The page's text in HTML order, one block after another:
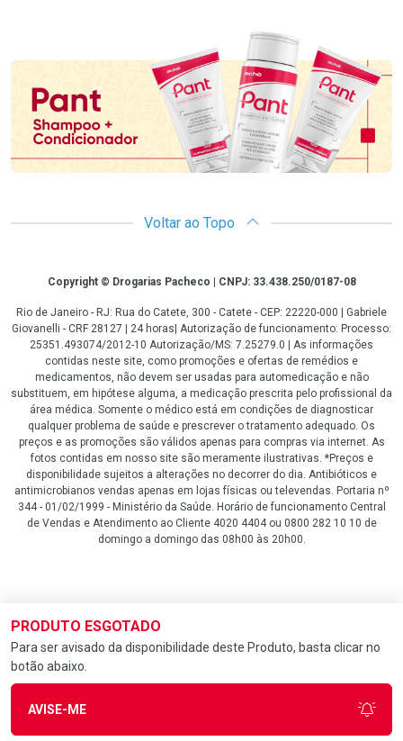
PRODUTO ESGOTADO
Para ser avisado da disponibilidade deste Produto, basta clicar no
botão abaixo.
AVISE-ME
Promoção em Destaque
Voltar ao Topo
CopyrightCopyright © Drogarias Pacheco | CNPJ: 33.438.250/0187-08
Rio de Janeiro - RJ: Rua do Catete, 300 - Catete - CEP: 22220-000 | Gabriele
Giovanelli - CRF 28127 | 24 horas| Autorização de funcionamento: Processo:
25351.493074/2012-10 Autorização/MS: 7.25279.0 | As informações
contidas neste site, como promoções e ofertas de remédios e
medicamentos, não devem ser usadas para automedicação e não
substituem, em hipótese alguma, a medicação prescrita pelo profissional da
área médica. Somente o médico está em condições de diagnosticar
qualquer problema de saúde e prescrever o tratamento adequado. Os
preços e as promoções são válidos apenas para compras via internet. As
fotos contidas em nosso site são meramente ilustrativas. *Preços e
disponibilidade sujeitos a alterações no decorrer do dia. Antibióticos e
antimicrobianos vendas apenas em lojas físicas ou televendas. Portaria nº
344 - 01/02/1999 - Ministério da Saúde. Horário de funcionamento Central
de Vendas e Atendimento ao Cliente 4020 4404 ou 0800 282 10 10 de
domingo a domingo das 08h00 às 20h00.